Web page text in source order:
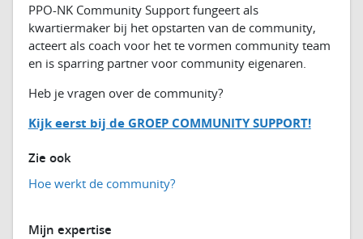
PPO-NK Community Support fungeert als
kwartiermaker bij het opstarten van de community,
acteert als coach voor het te vormen community team
en is sparring partner voor community eigenaren.
Heb je vragen over de community?
Kijk eerst bij de GROEP COMMUNITY SUPPORT!
Zie ook
Hoe werkt de community?
Mijn expertise